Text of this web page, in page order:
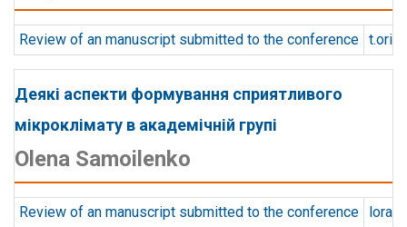
Review of an manuscript submitted to the conference
Деякі аспекти формування сприятливого
мікроклімату в академічній групі
Olena Samoilenko
Review of an manuscript submitted to the conference